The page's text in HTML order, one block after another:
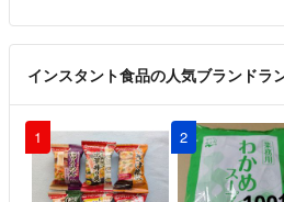
インスタント食品の人気ブランドラ
1 2